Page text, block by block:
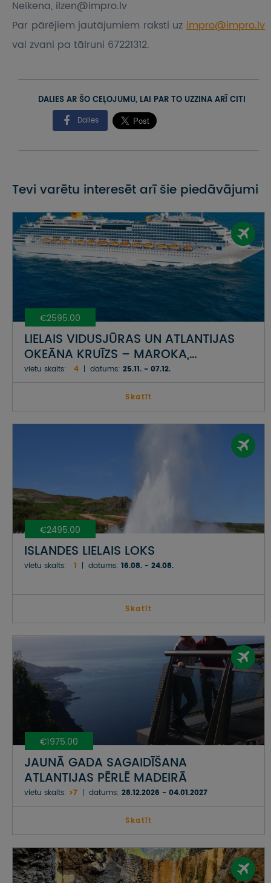
Neikena, ilzen@impro.lv
Par pārējiem jautājumiem raksti uz impro@impro.lv
vai zvani pa tālruni 67221312.
DALIES AR ŠO CEĻOJUMU, LAI PAR TO UZZINA ARĪ CITI
Dalies
Tevi varētu interesēt arī šie piedāvājumi
€2595.00
LIELAIS VIDUSJŪRAS UN ATLANTIJAS
OKEĀNA KRUĪZS – MAROKA,
GIBRALTĀRS, KATALONIJA,
ANDALŪZIJA, PROVANSA UN LIGŪRIJA
vietu skaits: 4 datums: 25.11. - 07.12.
Skatīt
€2495.00
ISLANDES LIELAIS LOKS
vietu skaits: 1 datums: 16.08. - 24.08.
Skatīt
€1975.00
JAUNĀ GADA SAGAIDĪŠANA
ATLANTIJAS PĒRLĒ MADEIRĀ
vietu skaits: >7 datums: 28.12.2026 - 04.01.2027
Skatīt